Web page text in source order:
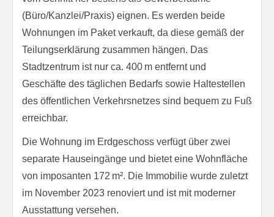
(Büro/Kanzlei/Praxis) eignen. Es werden beide
Wohnungen im Paket verkauft, da diese gemäß der
Teilungserklärung zusammen hängen. Das
Stadtzentrum ist nur ca. 400 m entfernt und
Geschäfte des täglichen Bedarfs sowie Haltestellen
des öffentlichen Verkehrsnetzes sind bequem zu Fuß
erreichbar.
Die Wohnung im Erdgeschoss verfügt über zwei
separate Hauseingänge und bietet eine Wohnfläche
von imposanten 172 m². Die Immobilie wurde zuletzt
im November 2023 renoviert und ist mit moderner
Ausstattung versehen.